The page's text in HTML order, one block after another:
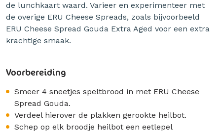
de lunchkaart waard. Varieer en experimenteer met
de overige ERU Cheese Spreads, zoals bijvoorbeeld
ERU Cheese Spread Gouda Extra Aged voor een extra
krachtige smaak.
Voorbereiding
Smeer 4 sneetjes speltbrood in met ERU Cheese
Spread Gouda.
Verdeel hierover de plakken gerookte heilbot.
Schep op elk broodje heilbot een eetlepel